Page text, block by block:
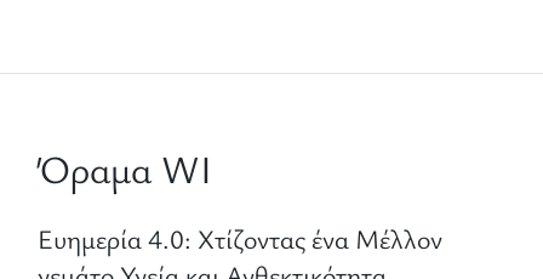
Όραμα WI
Ευημερία 4.0: Χτίζοντας ένα Μέλλον